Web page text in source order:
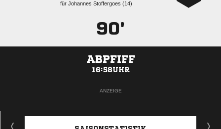
für  
90'
ABPFIFF
16:58UHR
ANZEIGE